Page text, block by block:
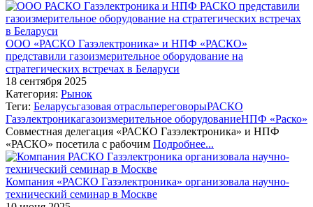
ООО «РАСКО Газэлектроника» и НПФ «РАСКО»
представили газоизмерительное оборудование на
стратегических встречах в Беларуси
18 сентября 2025
Категория: Рынок
Теги: Беларусьгазовая отрасльпереговорыРАСКО
Газэлектроникагазоизмерительное оборудованиеНПФ «Раско»
Совместная делегация «РАСКО Газэлектроника» и НПФ
«РАСКО» посетила с рабочим Подробнее...
Компания «РАСКО Газэлектроника» организовала научно-
технический семинар в Москве